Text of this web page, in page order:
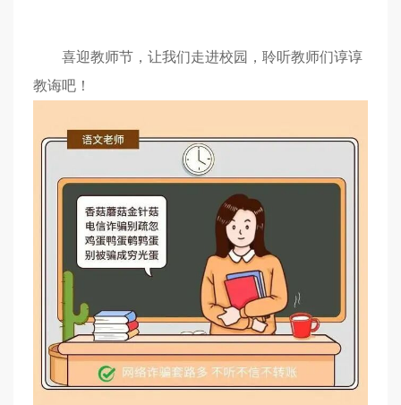
喜迎教师节，让我们走进校园，聆听教师们谆谆
教诲吧！